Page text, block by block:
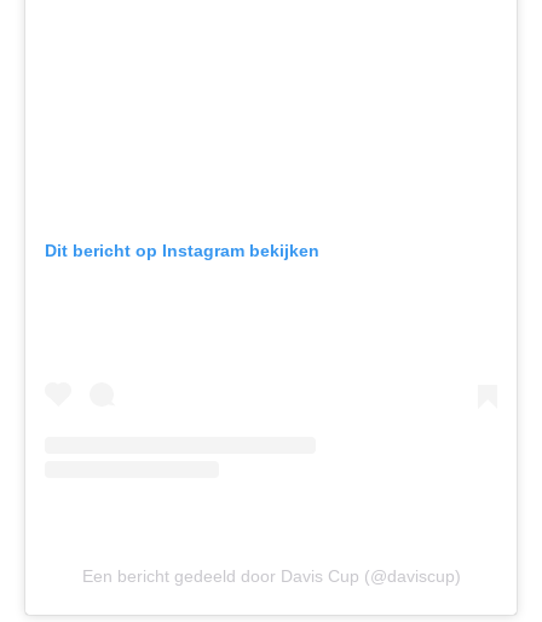
Dit bericht op Instagram bekijken
Een bericht gedeeld door Davis Cup (@daviscup)